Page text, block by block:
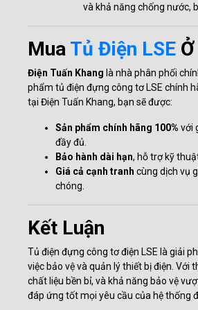
và khả năng chống nước,
Mua Tủ Điện LSE
Điện Tuấn Khang là nhà phân phối
phẩm tủ điện đựng công tơ LSE chính
tại Điện Tuấn Khang, bạn sẽ được:
Sản phẩm chính hãng 100% với
đầy đủ.
Bảo hành dài hạn, hỗ trợ kỹ
Giá cả cạnh tranh cùng dịch vụ
chóng.
Kết Luận
Tủ điện đựng công tơ điện LSE là giải
việc bảo vệ và quản lý thiết bị điện. Với
chất liệu bền bỉ, và khả năng bảo vệ
đáp ứng tốt mọi yêu cầu của hệ thống